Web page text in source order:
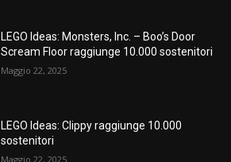
LEGO Ideas: Monsters, Inc. – Boo’s Door
Scream Floor raggiunge 10.000 sostenitori
Maggio 22, 2025
LEGO Ideas: Clippy raggiunge 10.000
sostenitori
Maggio 22, 2025